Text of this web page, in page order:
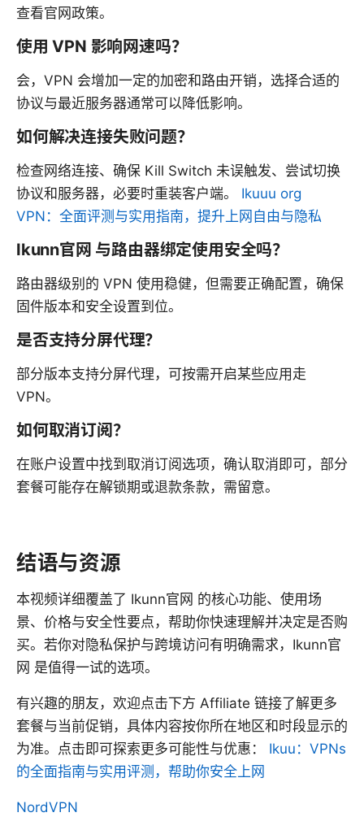
查看官网政策。
使用 VPN 影响网速吗？
会，VPN 会增加一定的加密和路由开销，选择合适的
协议与最近服务器通常可以降低影响。
如何解决连接失败问题？
检查网络连接、确保 Kill Switch 未误触发、尝试切换
协议和服务器，必要时重装客户端。 Ikuuu org
VPN：全面评测与实用指南，提升上网自由与隐私
Ikunn官网 与路由器绑定使用安全吗？
路由器级别的 VPN 使用稳健，但需要正确配置，确保
固件版本和安全设置到位。
是否支持分屏代理？
部分版本支持分屏代理，可按需开启某些应用走
VPN。
如何取消订阅？
在账户设置中找到取消订阅选项，确认取消即可，部分
套餐可能存在解锁期或退款条款，需留意。
结语与资源
本视频详细覆盖了 Ikunn官网 的核心功能、使用场
景、价格与安全性要点，帮助你快速理解并决定是否购
买。若你对隐私保护与跨境访问有明确需求，Ikunn官
网 是值得一试的选项。
有兴趣的朋友，欢迎点击下方 Affiliate 链接了解更多
套餐与当前促销，具体内容按你所在地区和时段显示的
为准。点击即可探索更多可能性与优惠： Ikuu：VPNs
的全面指南与实用评测，帮助你安全上网
NordVPN